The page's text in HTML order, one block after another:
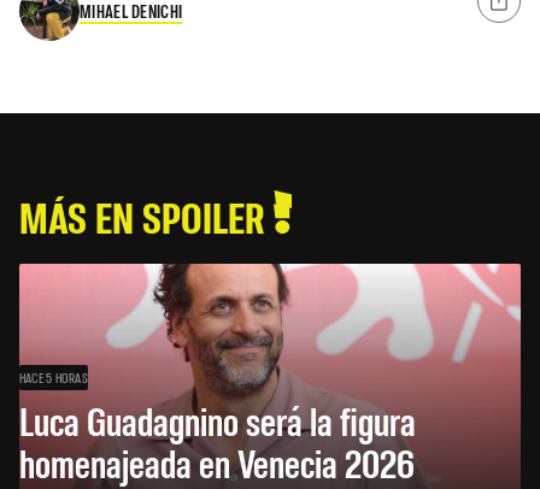
MIHAEL DENICHI
MÁS EN SPOILER
HACE 5 HORAS
Luca Guadagnino será la figura
homenajeada en Venecia 2026